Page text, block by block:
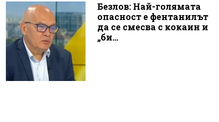
Безлов: Най-голямата
опасност е фентанилът
да се смесва с кокаин и
„би...